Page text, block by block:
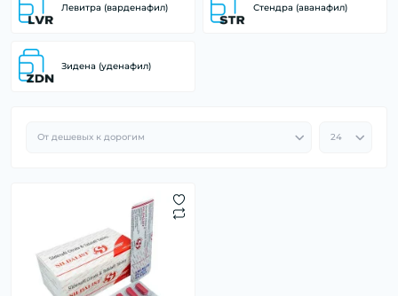
Левитра (варденафил) Стендра (аванафил)
Зидена (уденафил)